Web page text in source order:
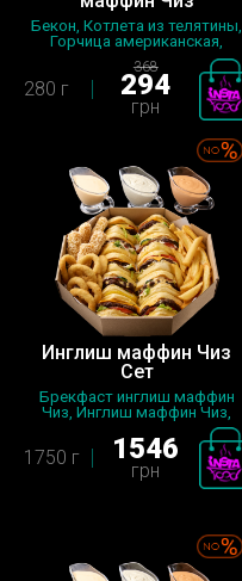
Бекон, Котлета из телятины,
Горчица американская,
Инглиш...
280 г
368
294
грн
Инглиш маффин Чиз
Сет
Брекфаст инглиш маффин
Чиз, Инглиш маффин Чиз,
1750 г 1546
грн